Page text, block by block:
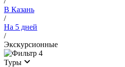
В Казань
/
На 5 дней
/
Экскурсионные
4
Туры